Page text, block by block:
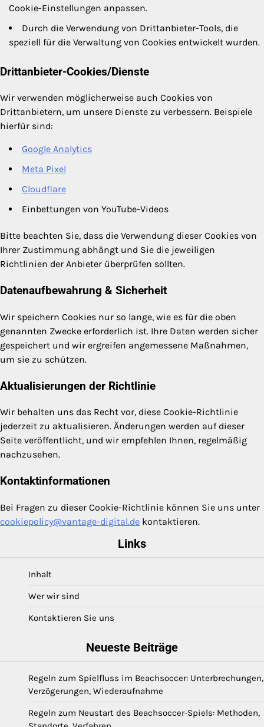
Cookie-Einstellungen anpassen.
Durch die Verwendung von Drittanbieter-Tools, die
speziell für die Verwaltung von Cookies entwickelt wurden.
Drittanbieter-Cookies/Dienste
Wir verwenden möglicherweise auch Cookies von
Drittanbietern, um unsere Dienste zu verbessern. Beispiele
hierfür sind:
Google Analytics
Meta Pixel
Cloudflare
Einbettungen von YouTube-Videos
Bitte beachten Sie, dass die Verwendung dieser Cookies von
Ihrer Zustimmung abhängt und Sie die jeweiligen
Richtlinien der Anbieter überprüfen sollten.
Datenaufbewahrung & Sicherheit
Wir speichern Cookies nur so lange, wie es für die oben
genannten Zwecke erforderlich ist. Ihre Daten werden sicher
gespeichert und wir ergreifen angemessene Maßnahmen,
um sie zu schützen.
Aktualisierungen der Richtlinie
Wir behalten uns das Recht vor, diese Cookie-Richtlinie
jederzeit zu aktualisieren. Änderungen werden auf dieser
Seite veröffentlicht, und wir empfehlen Ihnen, regelmäßig
nachzusehen.
Kontaktinformationen
Bei Fragen zu dieser Cookie-Richtlinie können Sie uns unter
cookiepolicy@vantage-digital.de kontaktieren.
Links
Inhalt
Wer wir sind
Kontaktieren Sie uns
Neueste Beiträge
Regeln zum Spielfluss im Beachsoccer: Unterbrechungen,
Verzögerungen, Wiederaufnahme
Regeln zum Neustart des Beachsoccer-Spiels: Methoden,